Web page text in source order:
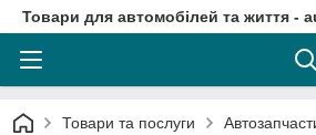
Товари для автомобілей та життя -
Товари та послуги